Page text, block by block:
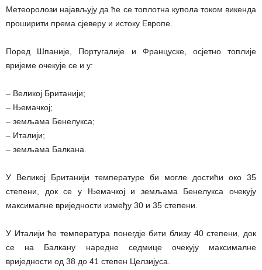
Метеоролози најављују да ће се топлотна купола током викенда
проширити према сјеверу и истоку Европе.
Поред Шпаније, Португалије и Француске, осјетно топлије
вријеме очекује се и у:
– Великој Британији;
– Њемачкој;
– земљама Бенелукса;
– Италији;
– земљама Балкана.
У Великој Британији температуре би могле достићи око 35
степени, док се у Њемачкој и земљама Бенелукса очекују
максималне вриједности између 30 и 35 степени.
У Италији ће температура понегдје бити близу 40 степени, док
се на Балкану наредне седмице очекују максималне
вриједности од 38 до 41 степен Целзијуса.